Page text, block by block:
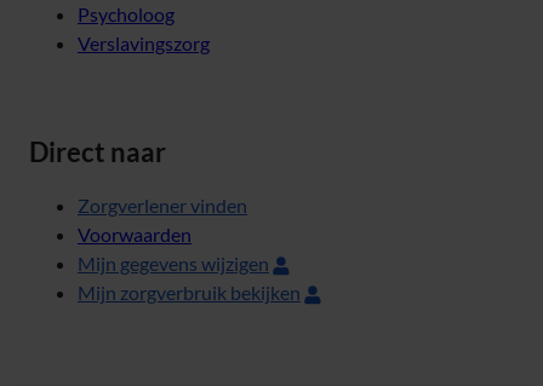
Psycholoog
Verslavingszorg
Direct naar
Zorgverlener vinden
Voorwaarden
Mijn gegevens wijzigen
Mijn zorgverbruik bekijken